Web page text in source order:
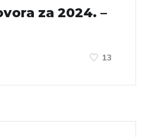
za 2024. –
13